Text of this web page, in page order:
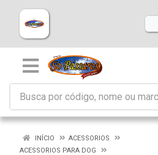
INÍCIO
ACESSORIOS
ACESSORIOS PARA DOG